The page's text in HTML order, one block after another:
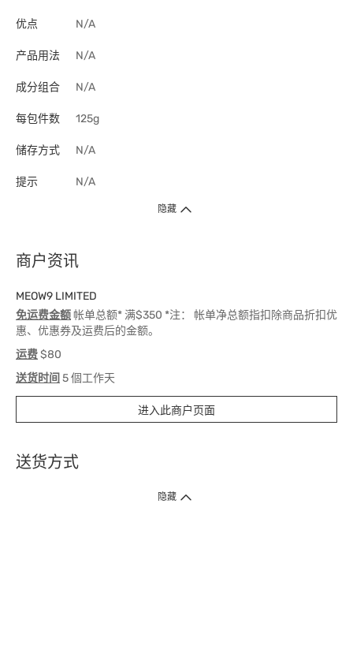
优点 N/A
产品用法 N/A
成分组合 N/A
每包件数 125g
储存方式 N/A
提示 N/A
隐藏
商户资讯
MEOW9 LIMITED
免运费金额帐单总额* 满$350 *注： 帐单净总额指扣除商品折扣优
惠、优惠券及运费后的金额。
运费$80
送货时间 5 個工作天
进入此商户页面
送货方式
1. 送货到府（受卫生署条例规管产品除外 ）
隐藏